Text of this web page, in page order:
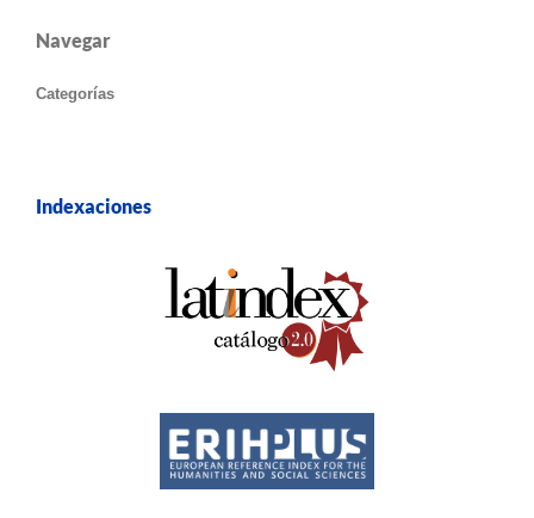
Navegar
Categorías
Indexaciones